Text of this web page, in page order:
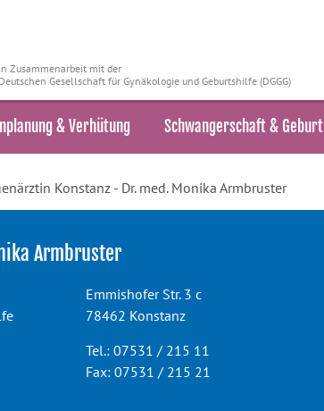
in Zusammenarbeit mit der
Deutschen Gesellschaft für Gynäkologie und Geburtshilfe (DGGG)
& Verhütung Schwangerschaft & Geburt
Konstanz - Dr. med. Monika Armbruster
Armbruster
Emmishofer Str. 3 c
78462 Konstanz
Tel.: 07531 / 215 11
Fax: 07531 / 215 21